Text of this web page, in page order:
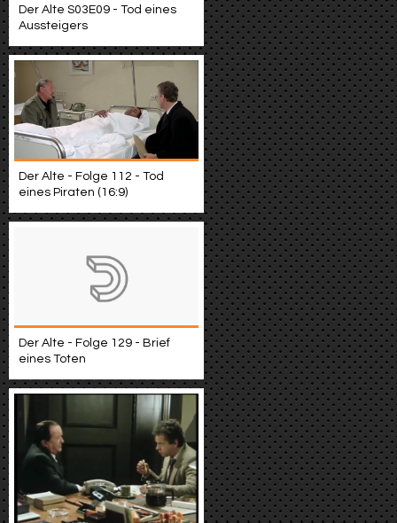
Der Alte S03E09 - Tod eines
Aussteigers
Der Alte - Folge 112 - Tod
eines Piraten (16:9)
Der Alte - Folge 129 - Brief
eines Toten